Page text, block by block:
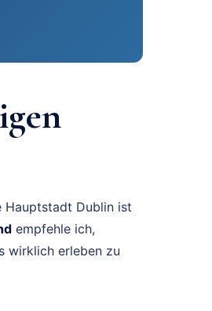
Hauptstadt Dublin ist
empfehle ich,
wirklich erleben zu